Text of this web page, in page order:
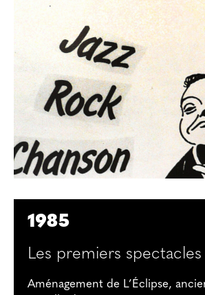
1985
Les premiers spectacles
Aménagement de L’Éclipse,